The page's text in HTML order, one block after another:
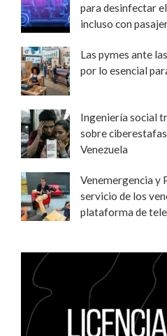
para desinfectar
incluso con
Las pymes ante
por lo esencial
Ingeniería social
sobre
Venezuela
Venemergencia y
servicio de los
plataforma de